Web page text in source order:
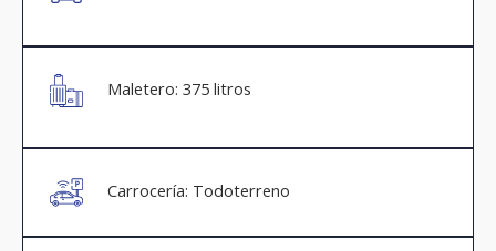
Maletero: 375 litros
Carrocería: Todoterreno